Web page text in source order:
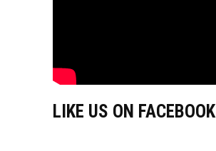
LIKE US ON FACEBOOK